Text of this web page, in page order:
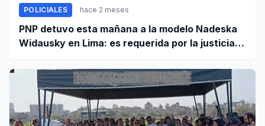
POLICIALES hace 2 meses
PNP detuvo esta mañana a la modelo Nadeska
Widausky en Lima: es requerida por la justicia